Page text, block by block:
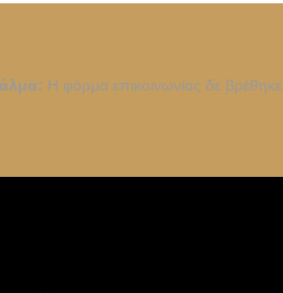
Η φόρμα επικοινωνίας δε βρέθηκε.